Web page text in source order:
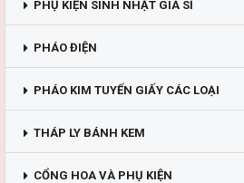
PHỤ KIỆN SINH NHẬT GIÁ SỈ
PHÁO ĐIỆN
PHÁO KIM TUYẾN GIẤY CÁC LOẠI
THÁP LY BÁNH KEM
CỔNG HOA VÀ PHỤ KIỆN